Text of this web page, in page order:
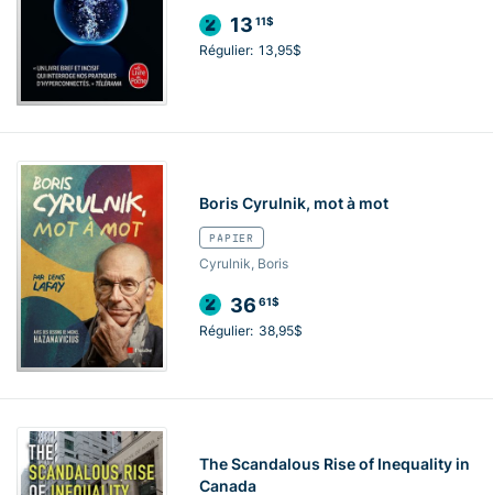
13 11$
Régulier: 13,95$
Boris Cyrulnik, mot à mot
PAPIER
Cyrulnik, Boris
36 61$
Régulier: 38,95$
The Scandalous Rise of Inequality in
Canada